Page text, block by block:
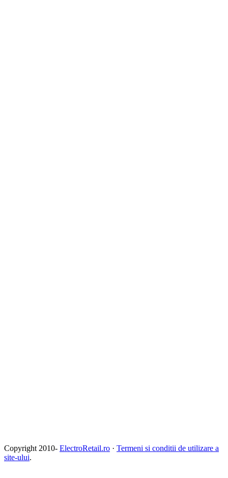
Copyright 2010- ElectroRetail.ro · Termeni si conditii de utilizare a
site-ului.